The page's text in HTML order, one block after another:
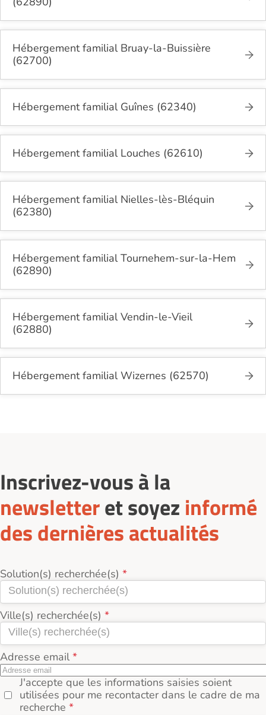
Hébergement familial Bruay-la-Buissière
(62700)
Hébergement familial Guînes (62340)
Hébergement familial Louches (62610)
Hébergement familial Nielles-lès-Bléquin
(62380)
Hébergement familial Tournehem-sur-la-Hem
(62890)
Hébergement familial Vendin-le-Vieil
(62880)
Hébergement familial Wizernes (62570)
Inscrivez-vous à la
newsletteret soyez informé
des dernières actualités
Solution(s) recherchée(s)
Ville(s) recherchée(s)
Adresse email
J'accepte que les informations saisies soient
utilisées pour me recontacter dans le cadre de ma
recherche